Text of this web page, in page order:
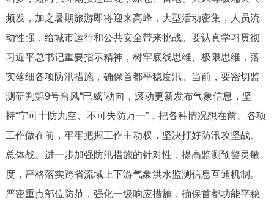
中介服务 阳光政务
政民互动
参与调查 在线访谈 图说互动
走进北京
绿色北京 图说北京 视频北京
频发，加之暑期旅游即将迎来高峰，大型活动密集，人员流
动性强，给城市运行和公共安全带来挑战。要认真学习贯彻
习近平总书记重要指示精神，树牢底线思维、极限思维，落
实落细各项防汛措施，确保首都平稳度汛。当前，要密切监
测研判第9号台风“巴威”动向，滚动更新发布气象信息，坚
持“宁可十防九空、不可失防万一”，把各种情况想在前、各项
工作做在前，牢牢把握工作主动权，坚决打好防汛攻坚战、
总体战。进一步加强防汛措施的针对性，提高监测预警灵敏
度，严格落实跨省流域上下游气象洪水监测信息互通机制。
严密重点部位防范，强化一级响应措施，确保首都功能平稳